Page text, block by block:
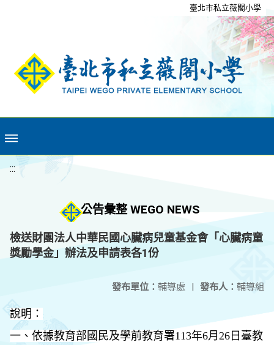
臺北市私立薇閣小學
:::
公告彙整 WEGO NEWS
檢送財團法人中華民國心臟病兒童基金會「心臟病童
獎勵學金」辦法及申請表各1份
發布人： 輔導組
發布單位： 輔導處 |
說明：
一、依據教育部國民及學前教育署113年6月26日臺教